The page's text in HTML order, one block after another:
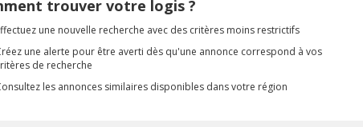
trouver votre logis ?
une nouvelle recherche avec des critères moins restrictifs
une alerte pour être averti dès qu'une annonce correspond à vos
de recherche
les annonces similaires disponibles dans votre région